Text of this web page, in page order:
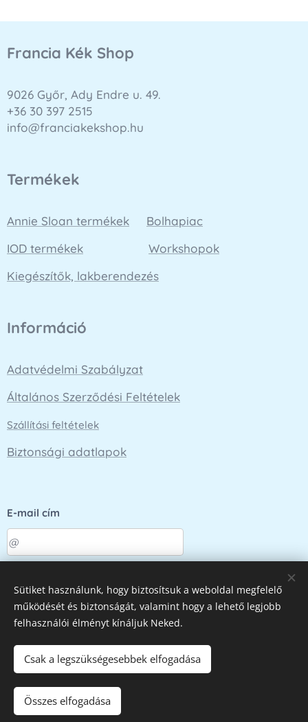
Francia Kék Shop
9026 Győr, Ady Endre u. 49.
+36 30 397 2515
info@franciakekshop.hu
Termékek
Annie Sloan termékek
Bolhapiac
IOD termékek
Workshopok
Kiegészítők, lakberendezés
Információ
Adatvédelmi Szabályzat
Általános Szerződési Feltételek
Szállítási feltételek
Biztonsági adatlapok
E-mail cím
Küldés
Az oldalt a Webnodeműködteti
Sütiket használunk, hogy biztosítsuk a weboldal megfelelő
működését és biztonságát, valamint hogy a lehető legjobb
felhasználói élményt kínáljuk Neked.
Csak a legszükségesebbek elfogadása
Összes elfogadása